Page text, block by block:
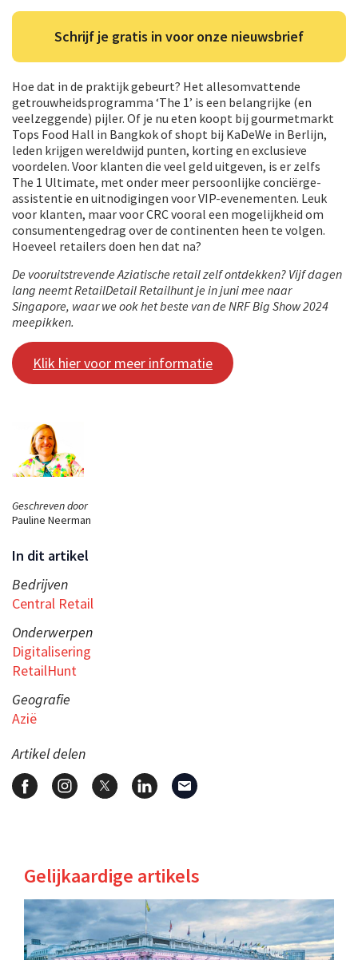
Geschreven door
Pauline Neerman
In dit artikel
Bedrijven
Central Retail
Onderwerpen
Digitalisering
RetailHunt
Geografie
Azië
Artikel delen
Schrijf je gratis in voor onze nieuwsbrief
Hoe dat in de praktijk gebeurt? Het allesomvattende
getrouwheidsprogramma ‘The 1’ is een belangrijke (en
veelzeggende) pijler. Of je nu eten koopt bij gourmetmarkt
Tops Food Hall in Bangkok of shopt bij KaDeWe in Berlijn,
leden krijgen wereldwijd punten, korting en exclusieve
voordelen. Voor klanten die veel geld uitgeven, is er zelfs
The 1 Ultimate, met onder meer persoonlijke conciërge-
assistentie en uitnodigingen voor VIP-evenementen. Leuk
voor klanten, maar voor CRC vooral een mogelijkheid om
consumentengedrag over de continenten heen te volgen.
Hoeveel retailers doen hen dat na?
De vooruitstrevende Aziatische retail zelf ontdekken? Vijf dagen
lang neemt RetailDetail Retailhunt je in juni mee naar
Singapore, waar we ook het beste van de NRF Big Show 2024
meepikken.
Klik hier voor meer informatie
Gelijkaardige artikels